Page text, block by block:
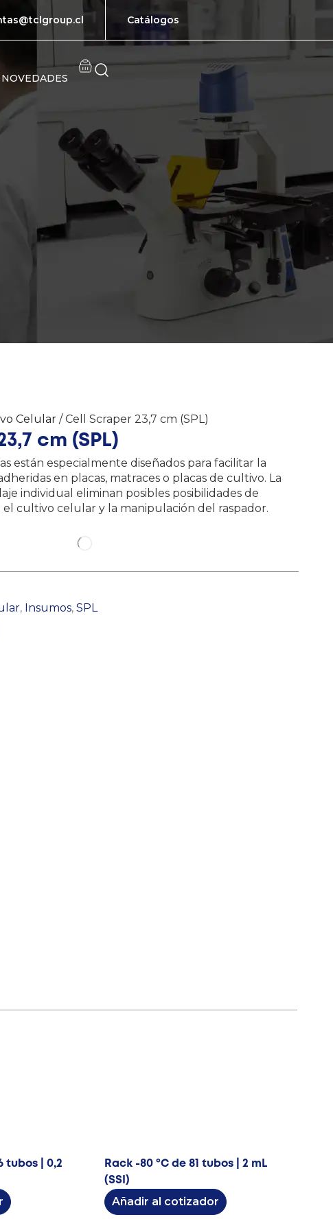
Catálogos
NOVEDADES
Celular / Cell Scraper 23,7 cm (SPL)
cm (SPL)
están especialmente diseñados para facilitar la
en placas, matraces o placas de cultivo. La
individual eliminan posibles posibilidades de
cultivo celular y la manipulación del raspador.
, Insumos, SPL
tubos | 0,2
Rack -80 ºC de 81 tubos | 2 mL
(SSI)
Añadir al cotizador